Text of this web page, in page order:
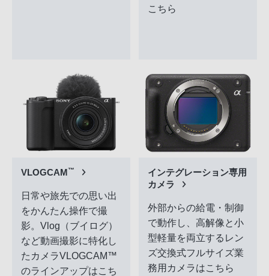
こちら
VLOGCAM™
日常や旅先での思い出
をかんたん操作で撮
影。Vlog（ブイログ）
など動画撮影に特化し
たカメラVLOGCAM™
のラインアップはこち
インテグレーション専用
カメラ
外部からの給電・制御
で動作し、高解像と小
型軽量を両立するレン
ズ交換式フルサイズ業
務用カメラはこちら